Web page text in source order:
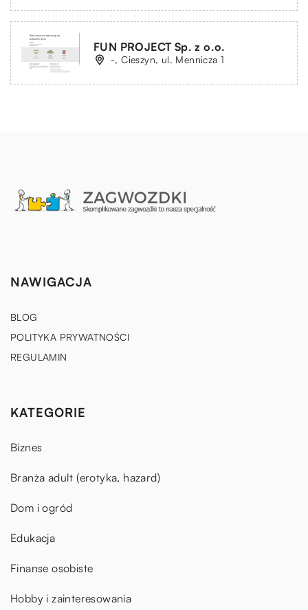
FUN PROJECT Sp. z o.o.
-, Cieszyn, ul. Mennicza 1
NAWIGACJA
BLOG
POLITYKA PRYWATNOŚCI
REGULAMIN
KATEGORIE
Biznes
Branża adult (erotyka, hazard)
Dom i ogród
Edukacja
Finanse osobiste
Hobby i zainteresowania